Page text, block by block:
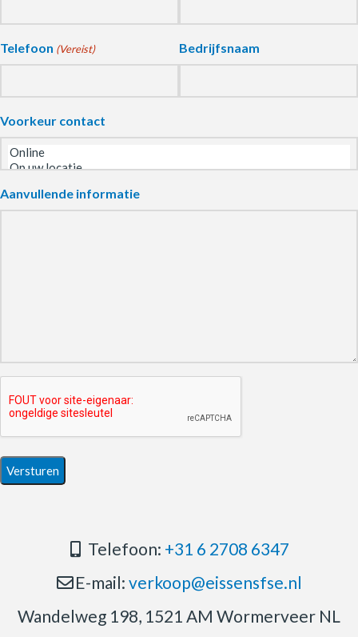
Telefoon (Vereist) Bedrijfsnaam
Voorkeur contact
Aanvullende informatie
Telefoon: +31 6 2708 6347
E-mail: verkoop@eissensfse.nl
Wandelweg 198, 1521 AM Wormerveer NL